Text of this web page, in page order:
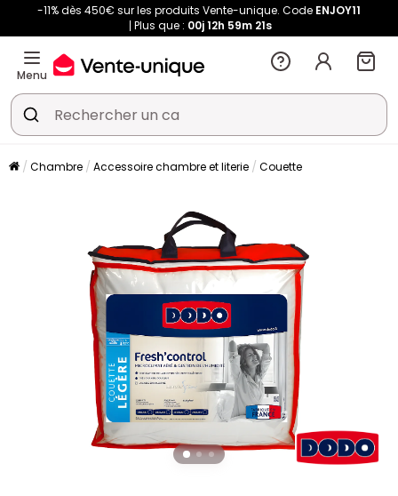
-11% dès 450€ sur les produits Vente-unique. Code ENJOY11
Plus que : 00j12h 59m 21s
Menu
Chambre Accessoire chambre et literie Couette